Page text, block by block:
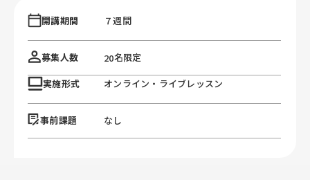
開講期間 ７週間
募集人数 20名限定
実施形式 オンライン・ライブレッスン
事前課題 なし